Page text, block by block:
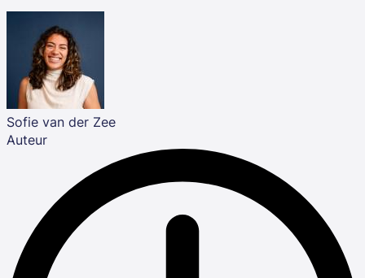
Sofie van der Zee
Auteur